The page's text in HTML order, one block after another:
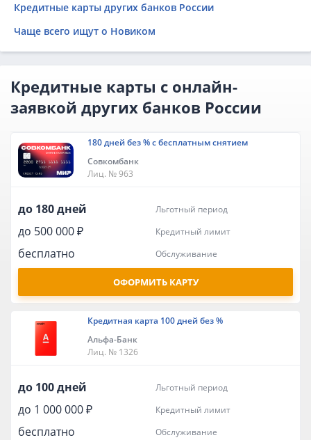
Кредитные карты других банков России
Чаще всего ищут о Новиком
Кредитные карты с онлайн-
заявкой других банков России
180 дней без % с бесплатным снятием
Совкомбанк
Лиц. № 963
до 180 дней льготный период
до 500 000 ₽ кредитный лимит
бесплатно обслуживание
ОФОРМИТЬ КАРТУ
Кредитная карта 100 дней без %
Альфа-Банк
Лиц. № 1326
до 100 дней льготный период
до 1 000 000 ₽ кредитный лимит
бесплатно обслуживание